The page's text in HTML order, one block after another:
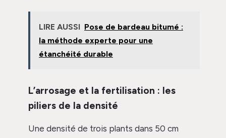
LIRE AUSSI Pose de bardeau bitumé :
la méthode experte pour une
étanchéité durable
L’arrosage et la fertilisation : les
piliers de la densité
Une densité de trois plants dans 50 cm